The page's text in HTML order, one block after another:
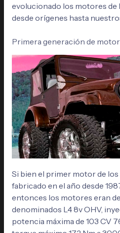
evolucionado los motores de
desde orígenes hasta
Primera generación de
Si bien el primer motor de
fabricado en el año desde
entonces los motores eran
denominados L4 8v OHV,
potencia máxima de 103 CV